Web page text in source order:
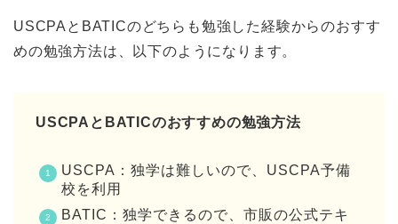
USCPAとBATICのどちらも勉強した経験からのおすす
めの勉強方法は、以下のようになります。
USCPAとBATICのおすすめの勉強方法
USCPA：独学は難しいので、USCPA予備
校を利用
BATIC：独学できるので、市販の公式テキ